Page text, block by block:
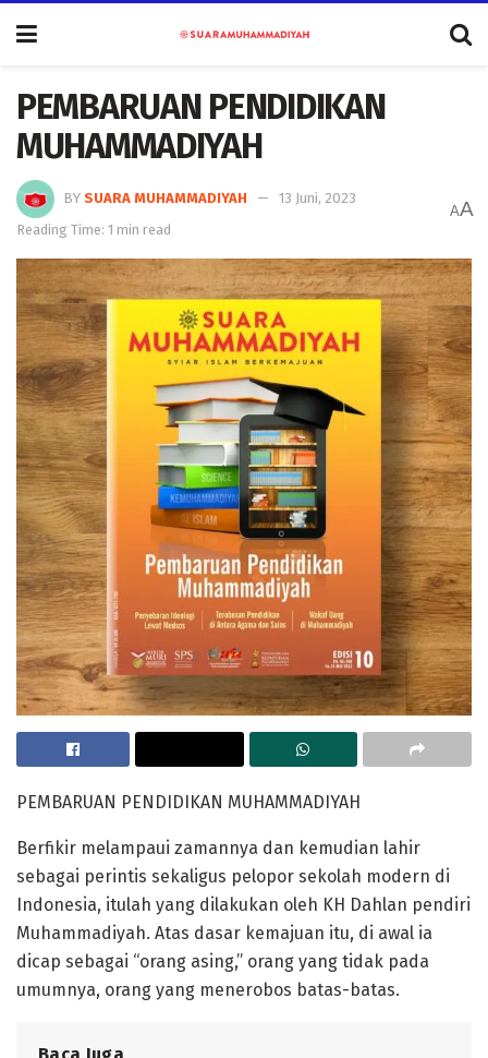
PEMBARUAN PENDIDIKAN
MUHAMMADIYAH
BY SUARA MUHAMMADIYAH
13 Juni, 2023
Reading Time: 1 min read
AA
PEMBARUAN PENDIDIKAN MUHAMMADIYAH
Berfikir melampaui zamannya dan kemudian lahir
sebagai perintis sekaligus pelopor sekolah modern di
Indonesia, itulah yang dilakukan oleh KH Dahlan pendiri
Muhammadiyah. Atas dasar kemajuan itu, di awal ia
dicap sebagai “orang asing,” orang yang tidak pada
umumnya, orang yang menerobos batas-batas.
Baca Juga